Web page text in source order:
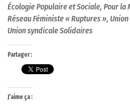
Écologie Populaire et Sociale, Pour la
Réseau Féministe « Ruptures »,
UnionsyndicaleSolidaires
Partager :
J’aime ça :